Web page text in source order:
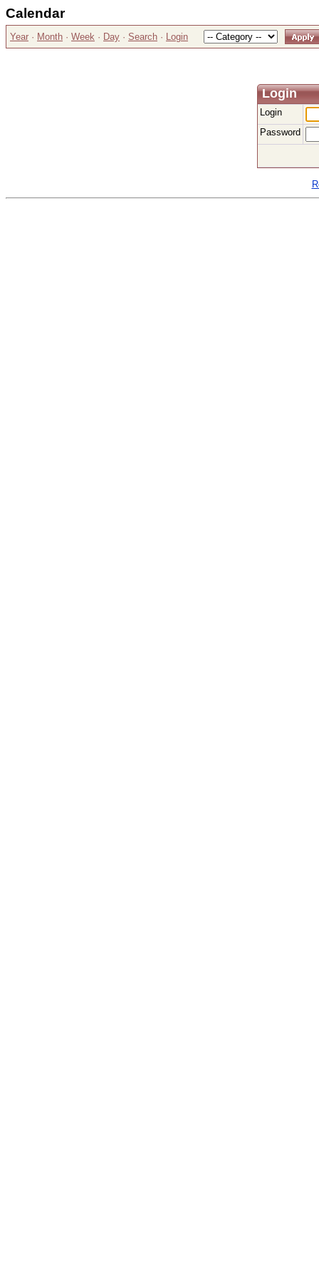
Calendar
Year · Month · Week · Day · Search · Login
Login
Login
Password